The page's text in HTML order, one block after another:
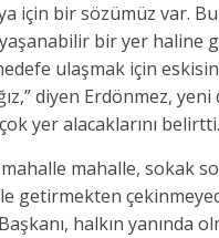
için bir sözümüz var.
bir yer haline
ulaşmak için
diyen Erdönmez,
yer alacaklarını belirtti.
mahalle mahalle, sokak
getirmekten
halkın yanında